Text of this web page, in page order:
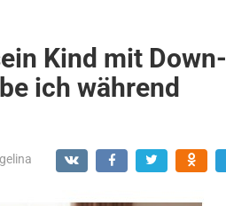
Kind mit Down-
ich während